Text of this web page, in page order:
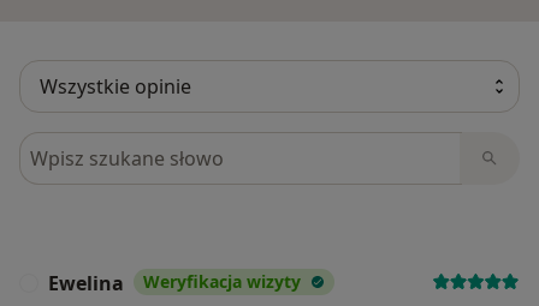
Szukaj w opiniach
Ewelina Weryfikacja wizyty